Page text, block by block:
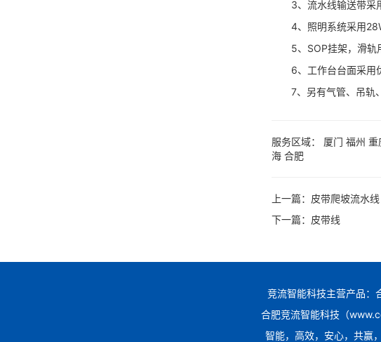
3、流水线输送带采用
4、照明系统采用
5、SOP挂架，滑轨用
6、工作台台面采用优
7、另有气管、吊轨、
服务区域： 厦门 福州 重
海 合肥
上一篇： 皮带爬坡流水线
下一篇： 皮带线
竞流智能科技主营产品：
合肥竞流智能科技（
智能，高效，安心，共赢